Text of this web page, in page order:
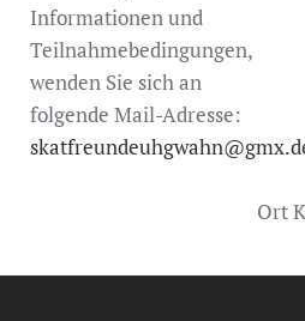
Informationen und
Teilnahmebedingungen,
wenden Sie sich an
folgende Mail-Adresse:
Ort